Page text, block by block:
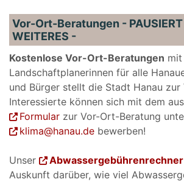
Vor-Ort-Beratungen - PAUSIERT
WEITERES -
Kostenlose Vor-Ort-Beratungen
Landschaftplanerinnen für alle
und Bürger stellt die Stadt Hanau zur
Interessierte können sich mit dem
Formularzur Vor-Ort-Beratung
klima@hanau.debewerben!
Unser Abwassergebührenrechner
Auskunft darüber, wie viel